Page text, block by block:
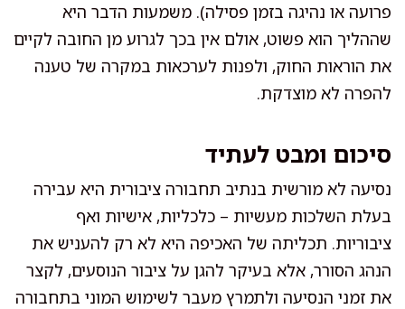
פרועה או נהיגה בזמן פסילה). משמעות הדבר היא
שההליך הוא פשוט, אולם אין בכך לגרוע מן החובה לקיים
את הוראות החוק, ולפנות לערכאות במקרה של טענה
להפרה לא מוצדקת.
סיכום ומבט לעתיד
נסיעה לא מורשית בנתיב תחבורה ציבורית היא עבירה
בעלת השלכות מעשיות – כלכליות, אישיות ואף
ציבוריות. תכליתה של האכיפה היא לא רק להעניש את
הנהג הסורר, אלא בעיקר להגן על ציבור הנוסעים, לקצר
את זמני הנסיעה ולתמרץ מעבר לשימוש המוני בתחבורה